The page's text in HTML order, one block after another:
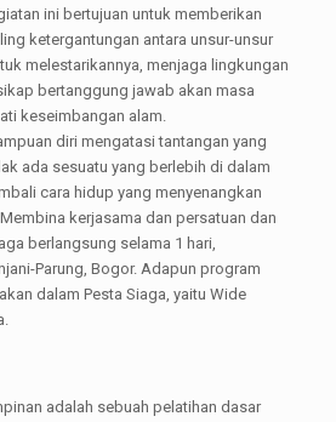
ini bertujuan untuk memberikan
ketergantungan antara unsur-unsur
melestarikannya, menjaga lingkungan
bertanggung jawab akan masa
keseimbangan alam.
diri mengatasi tantangan yang
ada sesuatu yang berlebih di dalam
cara hidup yang menyenangkan
kerjasama dan persatuan dan
berlangsung selama 1 hari,
Parung, Bogor. Adapun program
dalam Pesta Siaga, yaitu Wide
adalah sebuah pelatihan dasar